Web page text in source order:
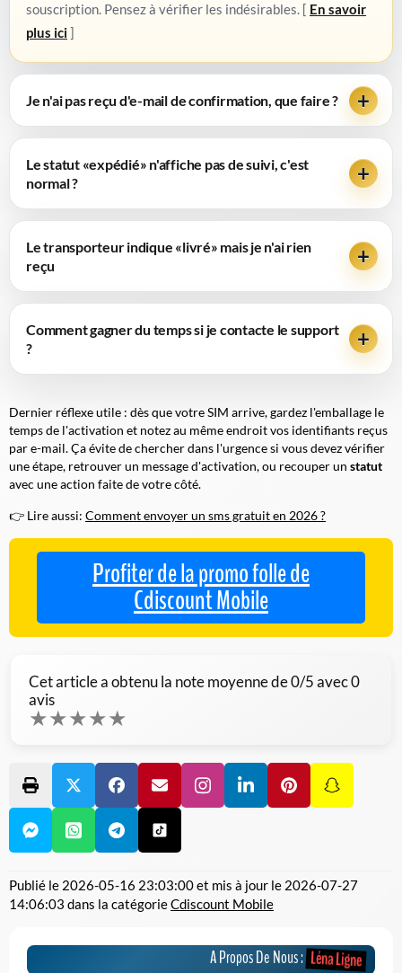
souscription. Pensez à vérifier les indésirables. [ En savoir
plus ici]
Je n'ai pas reçu d'e-mail de confirmation, que faire ?
Le statut «expédié» n'affiche pas de suivi, c'est
normal ?
Le transporteur indique «livré» mais je n'ai rien
reçu
Comment gagner du temps si je contacte le support
?
Dernier réflexe utile : dès que votre SIM arrive, gardez l'emballage le
temps de l'activation et notez au même endroit vos identifiants reçus
par e-mail. Ça évite de chercher dans l'urgence si vous devez vérifier
une étape, retrouver un message d'activation, ou recouper un statut
avec une action faite de votre côté.
👉 Lire aussi: Comment envoyer un sms gratuit en 2026 ?
Profiter de la promo folle de
Cdiscount Mobile
Cet article a obtenu la note moyenne de0/5 avec0
avis
★★★★★
Publié le 2026-05-16 23:03:00et mis à jour le 2026-07-27
14:06:03 dans la catégorieCdiscount Mobile
A Propos De Nous :Léna Ligne